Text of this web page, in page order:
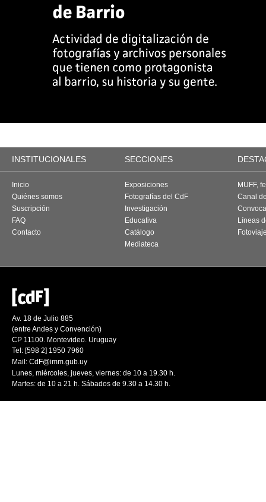
INSTITUCIONALES SECCIONES
Inicio
Quiénes somos
Suscripción
FAQ
Contacto
Exposiciones
Fotografías del CdF
Investigación
Educativa
Catálogo
Mediateca
MUFF,
Canal
Líneas
Av. 18 de Julio 885
(entre Andes y Convención)
CP 11100. Montevideo. Uruguay
Tel: [598 2] 1950 7960
Mail: CdF@imm.gub.uy
Lunes, miércoles, jueves, viernes: de 10 a 19.30 h.
Martes: de 10 a 21 h. Sábados de 9.30 a 14.30 h.